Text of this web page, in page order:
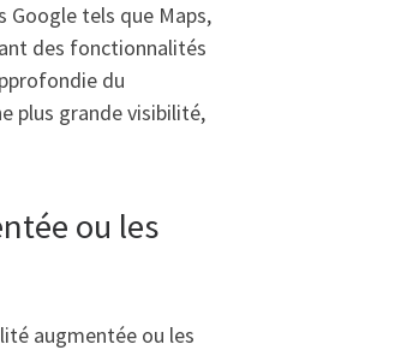
Google tels que Maps,
des fonctionnalités
du
plus grande visibilité,
ou les
augmentée ou les